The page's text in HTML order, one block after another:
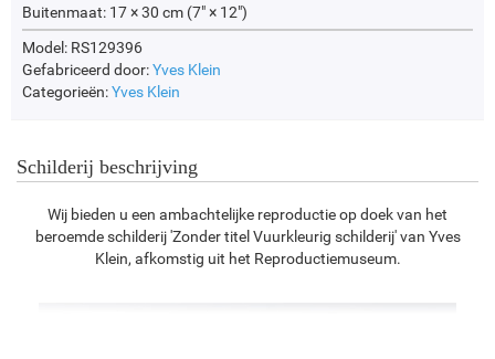
Buitenmaat: 17 × 30 cm (7" × 12")
Model: RS129396
Gefabriceerd door:Yves Klein
Categorieën:Yves Klein
Schilderij beschrijving
Wij bieden u een ambachtelijke reproductie op doek van het
beroemde schilderij 'Zonder titel Vuurkleurig schilderij' van Yves
Klein, afkomstig uit het Reproductiemuseum.